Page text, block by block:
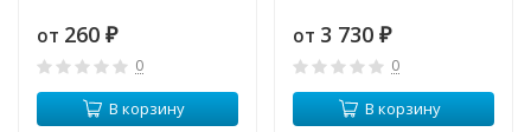
от 260 ₽
0
В корзину
от 3 730 ₽
0
В корзину